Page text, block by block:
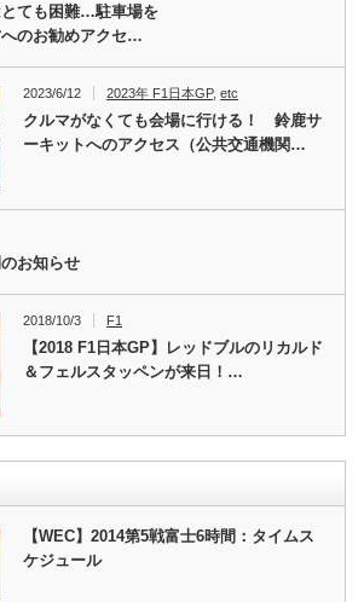
ても困難…駐車場を
のお勧めアクセ…
2023/6/12 2023年 F1日本GP,etc
クルマがなくても会場に行ける！ 鈴鹿サ
ーキットへのアクセス（公共交通機関…
のお知らせ
2018/10/3 F1
【2018 F1日本GP】レッドブルのリカルド
＆フェルスタッペンが来日！…
【WEC】2014第5戦富士6時間：タイムス
ケジュール